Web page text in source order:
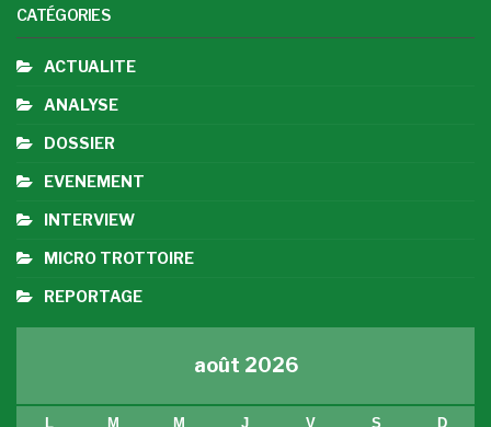
CATÉGORIES
ACTUALITE
ANALYSE
DOSSIER
EVENEMENT
INTERVIEW
MICRO TROTTOIRE
REPORTAGE
août 2026
L M M J V S D